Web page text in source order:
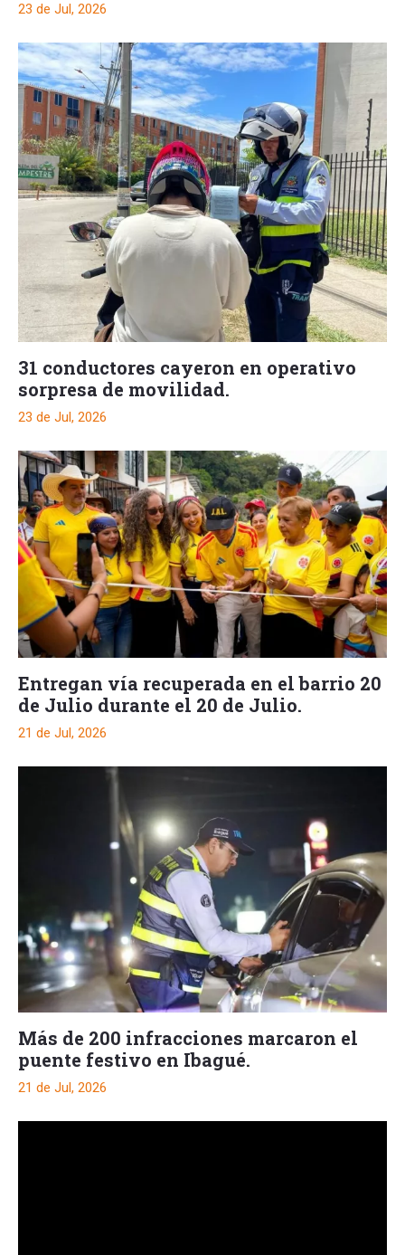
23 de Jul, 2026
31 conductores cayeron en operativo
sorpresa de movilidad.
23 de Jul, 2026
Entregan vía recuperada en el barrio 20
de Julio durante el 20 de Julio.
21 de Jul, 2026
Más de 200 infracciones marcaron el
puente festivo en Ibagué.
21 de Jul, 2026